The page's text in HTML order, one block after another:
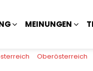
MEINUNGEN
Oberösterreich